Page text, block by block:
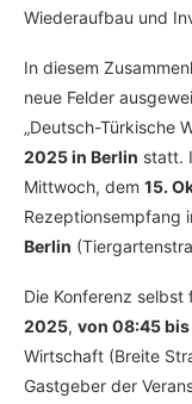
Wiederaufbau und
In diesem
neue Felder
„Deutsch-Türkische
2025 in Berlin statt.
Mittwoch, dem 15.
Rezeptionsempfang
Berlin
Die Konferenz selbst
2025, von 08:45
Wirtschaft (Breite
Gastgeber der